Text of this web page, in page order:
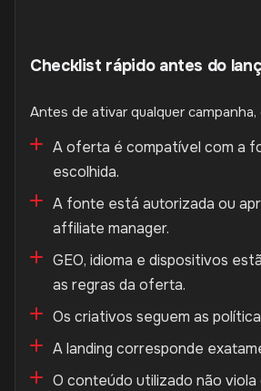
Checklist rápido antes do
Antes de ativar qualquer
A oferta é compatível com a
escolhida.
A fonte está autorizada ou
affiliate manager.
GEO, idioma e dispositivos
as regras da oferta.
Os criativos seguem as
A landing corresponde
O conteúdo utilizado não viola